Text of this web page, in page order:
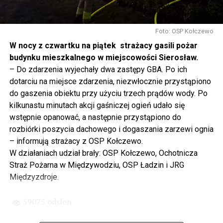
Gdyby nie determinacja rządu Prawa i Sprawiedliwości,
to tunel pod Świną do dzisiaj byłby w sferze
projektowania i dyskusji. Ważny tutaj był wkład
samorządu, ale to rząd PiS podjął w tej sprawie
najważniejsze decyzje. Powstał dzięki ogromnej
determinacji rządu najpierw Pani Premier Beaty Szydło,
a następnie Pana Premiera Mateusza Morawieckiego.
Chciałbym podziękować Panu Premierowi za to jak
osobiście pilnował powstania tej inwestycji. Cieszymy
się, że turyści również korzystają z tunelu, cieszymy się,
że wśród tych 4 milionów samochodów, które
przejechały już otwartym tunelem w Świnoujściu,
przyjechało tutaj do nas tak wielu turystów z zagranicy
– powiedział Wiceprezes PiS Joachim Brudziński w
zainwestowano ogromne pieniądze w modernizację
Foto: OSP Kołczewo
W nocy z czwartku na piątek strażacy gasili pożar
budynku mieszkalnego w miejscowości Sierosław.
– Do zdarzenia wyjechały dwa zastępy GBA. Po ich
dotarciu na miejsce zdarzenia, niezwłocznie przystąpiono
do gaszenia obiektu przy użyciu trzech prądów wody. Po
kilkunastu minutach akcji gaśniczej ogień udało się
wstępnie opanować, a następnie przystąpiono do
rozbiórki poszycia dachowego i dogaszania zarzewi ognia
– informują strażacy z OSP Kołczewo.
W działaniach udział brały: OSP Kołczewo, Ochotnicza
Straż Pożarna w Międzywodziu, OSP Ładzin i JRG
Międzyzdroje.